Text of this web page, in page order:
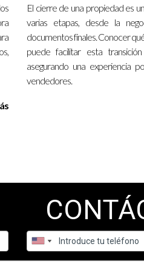
y optaron por cerrar en la
y les permitió hacer
informada.
en su propia sala de estar.
tensiones entre ella y los
El cierre de una propiedad es
varias etapas, desde la
documentos finales. Conocer
puede facilitar esta
asegurando una experiencia
vendedores.